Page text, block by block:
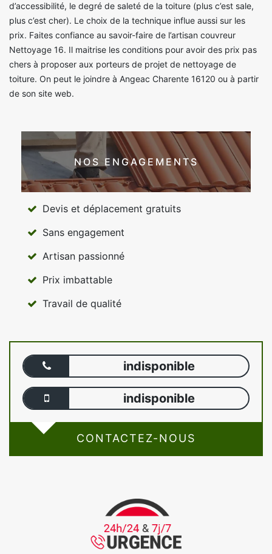
d’accessibilité, le degré de saleté de la toiture (plus c’est sale,
plus c’est cher). Le choix de la technique influe aussi sur les
prix. Faites confiance au savoir-faire de l’artisan couvreur
Nettoyage 16. Il maitrise les conditions pour avoir des prix pas
chers à proposer aux porteurs de projet de nettoyage de
toiture. On peut le joindre à Angeac Charente 16120 ou à partir
de son site web.
NOS ENGAGEMENTS
Devis et déplacement gratuits
Sans engagement
Artisan passionné
Prix imbattable
Travail de qualité
indisponible
indisponible
CONTACTEZ-NOUS